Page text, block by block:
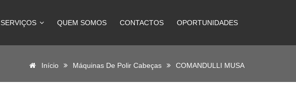
SERVIÇOS QUEM SOMOS CONTACTOS OPORTUNIDADES
Início Máquinas De Polir Cabeças COMANDULLI MUSA